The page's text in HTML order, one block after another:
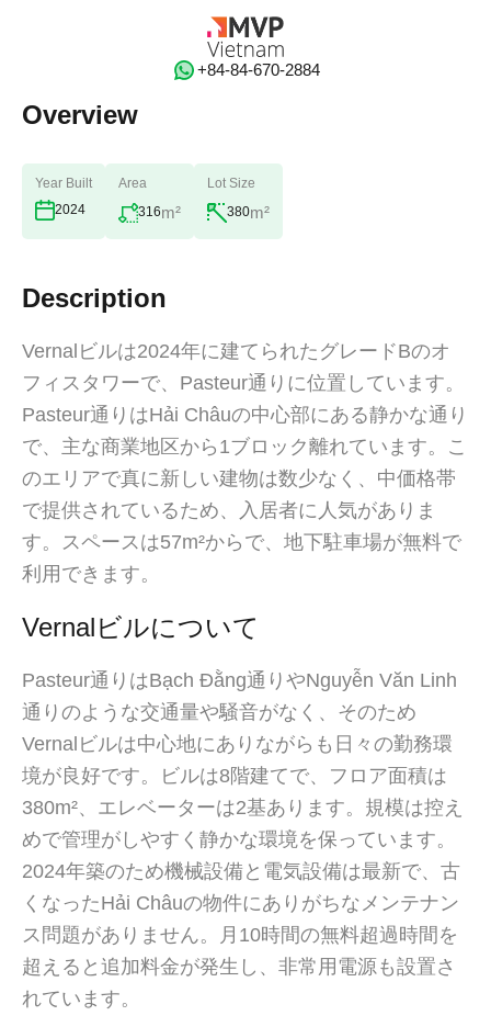
‭+84-84-670-2884‬
Overview
Year Built
2024
Area
316m²
Lot Size
380m²
Description
Vernalビルは2024年に建てられたグレードBのオ
フィスタワーで、Pasteur通りに位置しています。
Pasteur通りはHải Châuの中心部にある静かな通り
で、主な商業地区から1ブロック離れています。こ
のエリアで真に新しい建物は数少なく、中価格帯
で提供されているため、入居者に人気がありま
す。スペースは57m²からで、地下駐車場が無料で
利用できます。
Vernalビルについて
Pasteur通りはBạch Đằng通りやNguyễn Văn Linh
通りのような交通量や騒音がなく、そのため
Vernalビルは中心地にありながらも日々の勤務環
境が良好です。ビルは8階建てで、フロア面積は
380m²、エレベーターは2基あります。規模は控え
めで管理がしやすく静かな環境を保っています。
2024年築のため機械設備と電気設備は最新で、古
くなったHải Châuの物件にありがちなメンテナン
ス問題がありません。月10時間の無料超過時間を
超えると追加料金が発生し、非常用電源も設置さ
れています。